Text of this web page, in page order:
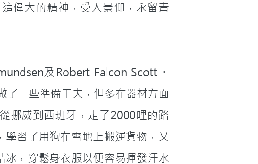
偉大的精神，受人景仰，永留青
及Robert Falcon Scott。
一些準備工夫，但多在器材方面
挪威到西班牙，走了2000哩的路
習了用狗在雪地上搬運貨物，又
，穿鬆身衣服以便容易揮發汗水